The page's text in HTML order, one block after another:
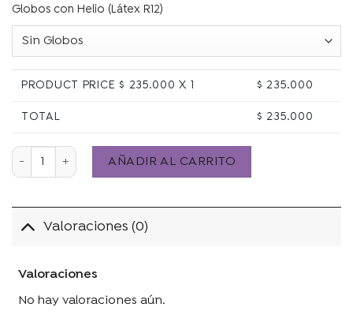
Globos con Helio (Látex R12)
PRODUCT PRICE $ 235.000 X 1 $ 235.000
TOTAL $ 235.000
Delhi cantidad AÑADIR AL CARRITO
Valoraciones (0)
Valoraciones
No hay valoraciones aún.